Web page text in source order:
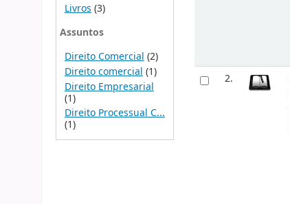
Livros (3)
Assuntos
Direito Comercial (2)
Direito comercial (1)
Direito Empresarial
(1)
Direito Processual C...
(1)
2.